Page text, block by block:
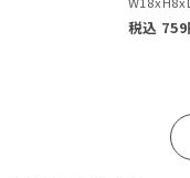
税込 759